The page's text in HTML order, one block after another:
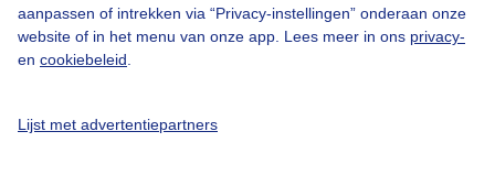
aanpassen of intrekken via “Privacy-instellingen” onderaan onze
website of in het menu van onze app. Lees meer in ons privacy-
en cookiebeleid
Lijst met advertentiepartners
Privacy beleid
Cookie beleid
Gratis weerdata